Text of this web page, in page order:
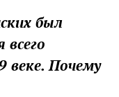
был
веке. Почему